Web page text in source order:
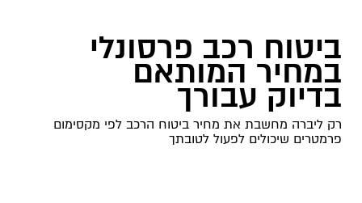
ביטוח רכב פרסונלי
במחיר המותאם
בדיוק עבורך
רק ליברה מחשבת את מחיר ביטוח הרכב לפי מקסימום
פרמטרים שיכולים לפעול לטובתך